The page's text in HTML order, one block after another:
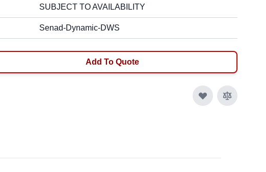
SUBJECT TO AVAILABILITY
Senad-Dynamic-DWS
Add To Quote